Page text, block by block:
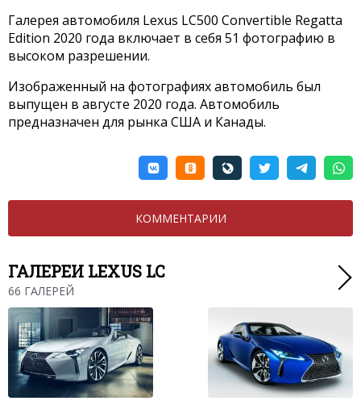
Галерея автомобиля Lexus LC500 Convertible Regatta
Edition 2020 года включает в себя 51 фотографию в
высоком разрешении.
Изображенный на фотографиях автомобиль был
выпущен в августе 2020 года. Автомобиль
предназначен для рынка США и Канады.
КОММЕНТАРИИ
ГАЛЕРЕИ LEXUS LC
66 ГАЛЕРЕЙ